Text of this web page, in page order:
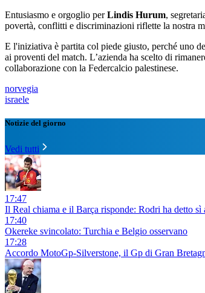
Entusiasmo e orgoglio perLindis Hurum,
povertà, conflitti e discriminazioni riflette la nostra
E l'iniziativa è partita col piede giusto, perché uno
ai proventi del match. L’azienda ha scelto di
collaborazione con la Federcalcio palestinese.
norvegia
israele
Notizie del giorno
Vedi tutti
17:47
Il Real chiama e il Barça risponde: Rodri ha detto
17:40
Okereke svincolato: Turchia e Belgio osservano
17:28
Accordo MotoGp-Silverstone, il Gp di Gran